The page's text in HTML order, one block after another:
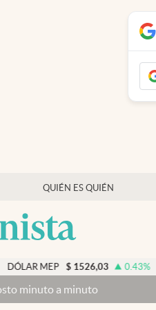
QUIÉN ES QUIÉN
1526,03 0.43%